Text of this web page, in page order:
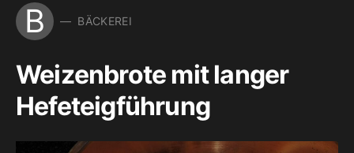
B BÄCKEREI
Weizenbrote mit langer
Hefeteigführung